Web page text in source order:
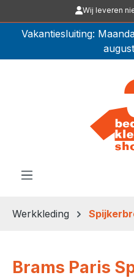
Ga naar de hoofdinhoud
Wij leveren
Vakantiesluiting:
Werkkleding
Brams Paris